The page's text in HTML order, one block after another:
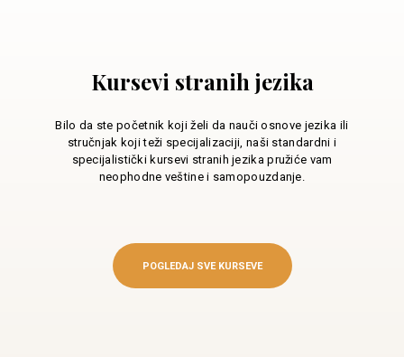
Kursevi stranih jezika
Bilo da ste početnik koji želi da nauči osnove jezika ili
stručnjak koji teži specijalizaciji, naši standardni i
specijalistički kursevi stranih jezika pružiće vam
neophodne veštine i samopouzdanje.
POGLEDAJ SVE KURSEVE